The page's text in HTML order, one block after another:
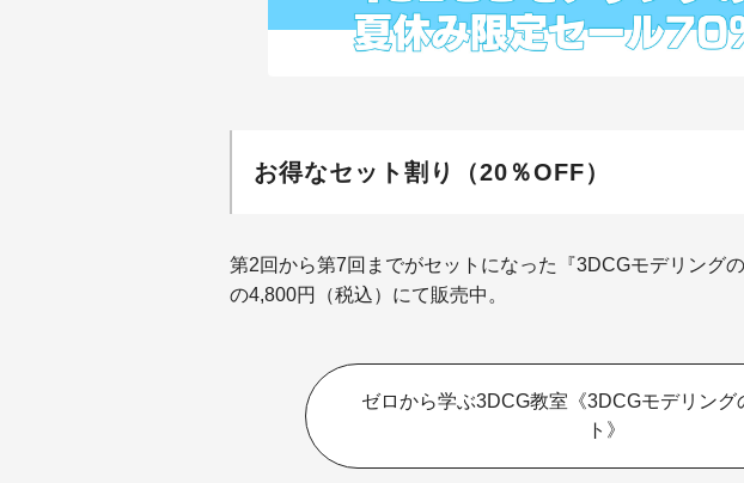
お得なセット割り（20％OFF）
第2回から第7回までがセットになった『3DCGモデリング
の4,800円（税込）にて販売中。
ゼロから学ぶ3DCG教室《3DCGモデリング
ト》